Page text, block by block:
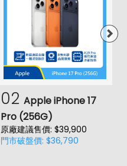
02 Apple iPhone 17
Pro (256G)
原廠建議售價: $39,900
門市破盤價: $36,790